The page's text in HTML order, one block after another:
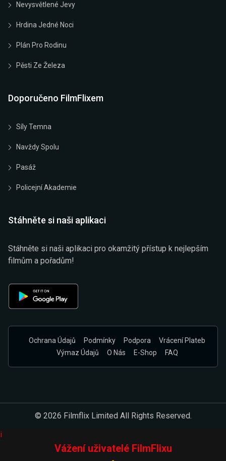
Nevysvětlené Jevy
Hrdina Jedné Noci
Plán Pro Rodinu
Pěsti Ze Železa
Doporučeno FilmFlixem
Síly Temna
Navždy Spolu
Pasáž
Policejní Akademie
Stáhněte si naši aplikaci
Stáhněte si naši aplikaci pro okamžitý přístup k nejlepším
filmům a pořadům!
Ochrana Údajů Podmínky Podpora
Vrácení Plateb
Výmaz Údajů
O Nás E-Shop FAQ
© 2026 Filmflix Limited All Rights Reserved.
i
Vážení uživatelé FilmFlixu